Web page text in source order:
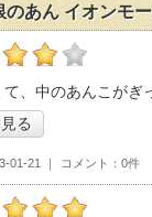
あん イオンモ
たい焼 銀のあん イ
て、中のあんこがぎ
る
01-21 コメント 0件